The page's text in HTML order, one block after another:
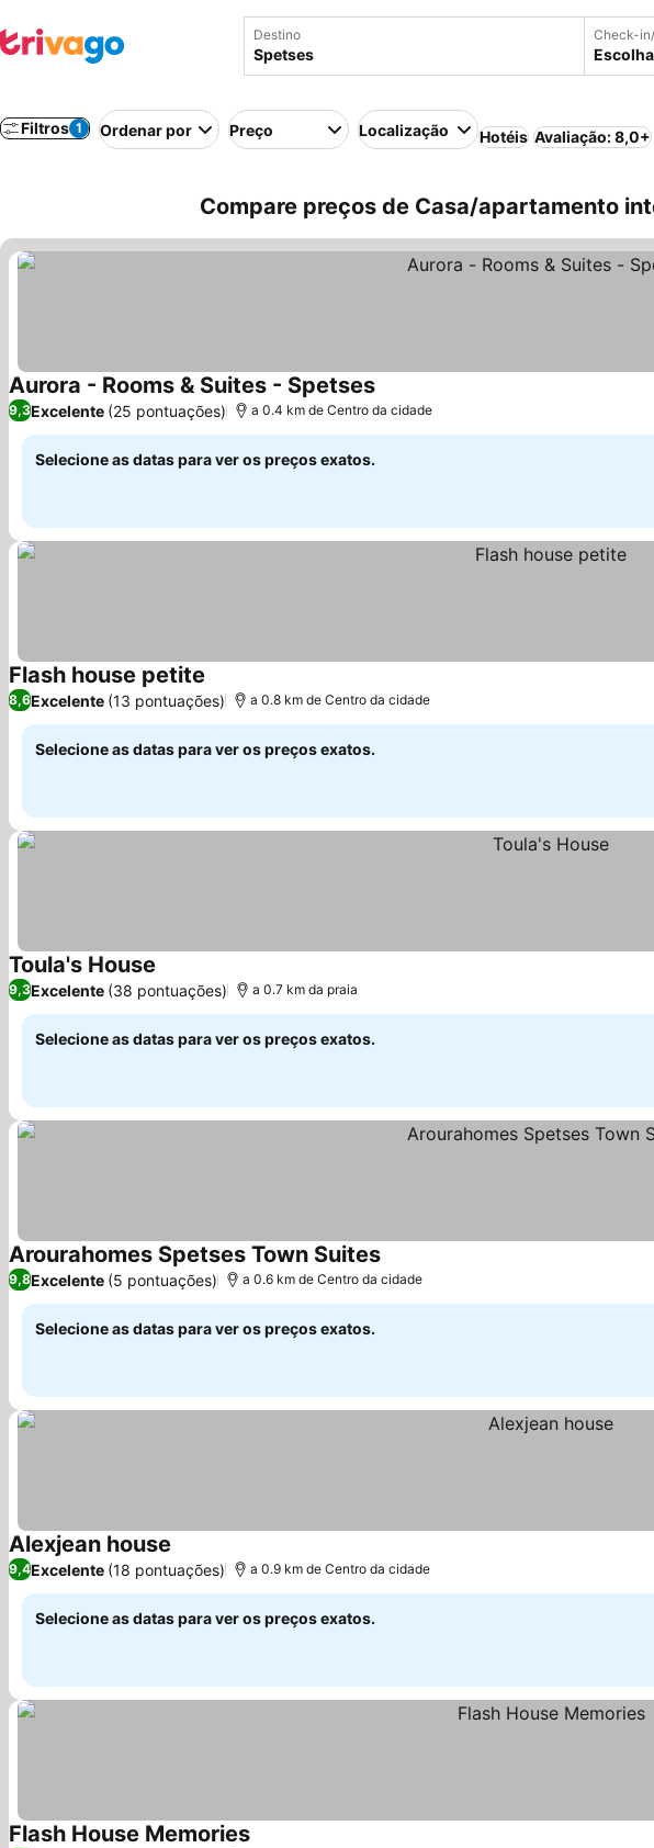
Destino Check-
Filtros 1 Ordenar por Preço Localização Hotéis Avaliação: 8,0+
Compare preços de Casa/apartamento
Aurora - Rooms & Suites - Spetses
9,3Excelente (25 pontuações) a 0.4 km de Centro da cidade
Selecione as datas para ver os preços exatos.
Flash house petite
8,6Excelente (13 pontuações) a 0.8 km de Centro da cidade
Selecione as datas para ver os preços exatos.
Toula's House
9,3Excelente (38 pontuações) a 0.7 km da praia
Selecione as datas para ver os preços exatos.
Arourahomes Spetses Town Suites
9,8Excelente (5 pontuações) a 0.6 km de Centro da cidade
Selecione as datas para ver os preços exatos.
Alexjean house
9,4Excelente (18 pontuações) a 0.9 km de Centro da cidade
Selecione as datas para ver os preços exatos.
Flash House Memories